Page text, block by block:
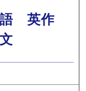
語 英作
文